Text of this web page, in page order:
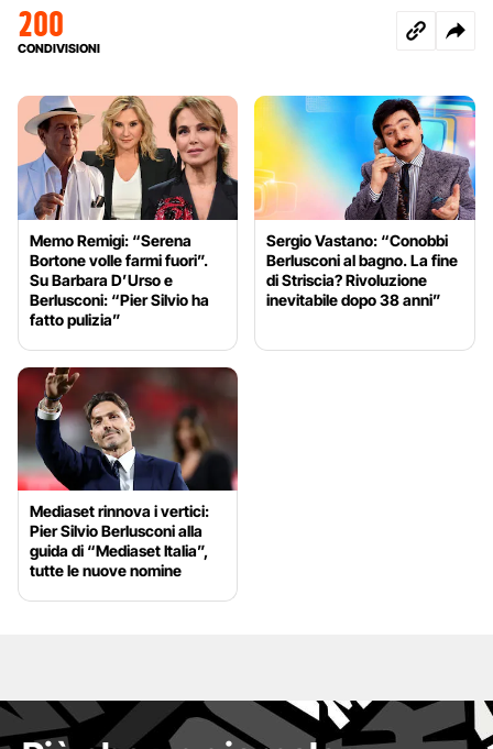
200
CONDIVISIONI
Memo Remigi: “Serena
Bortone volle farmi fuori”.
Su Barbara D’Urso e
Berlusconi: “Pier Silvio ha
fatto pulizia”
Sergio Vastano: “Conobbi
Berlusconi al bagno. La fine
di Striscia? Rivoluzione
inevitabile dopo 38 anni”
Mediaset rinnova i vertici:
Pier Silvio Berlusconi alla
guida di “Mediaset Italia”,
tutte le nuove nomine